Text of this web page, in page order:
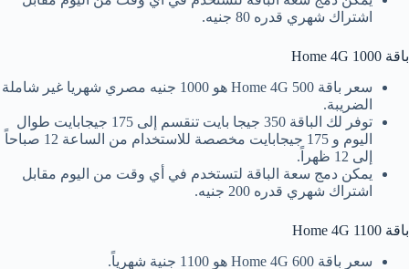
اشتراك شهري قدره 80 جنيه.
باقة Home 4G 1000
سعر باقة Home 4G 500 هو 1000 جنيه مصري شهريا غير شاملة
الضريبة.
توفر لك الباقة 350 جيجا بايت تنقسم إلى 175 جيجابايت طوال
اليوم و 175 جيجابايت مخصصة للاستخدام من الساعة 12 صباحاً
إلى 12 ظهراً.
يمكن دمج سعة الباقة لتستخدم في أي وقت من اليوم مقابل
اشتراك شهري قدره 200 جنيه.
باقة Home 4G 1100
سعر باقة Home 4G 600 هو 1100 جنية شهرياً.